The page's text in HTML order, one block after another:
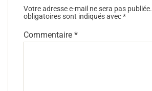
Votre adresse e-mail ne sera pas publiée.
obligatoires sont indiqués avec*
Commentaire *